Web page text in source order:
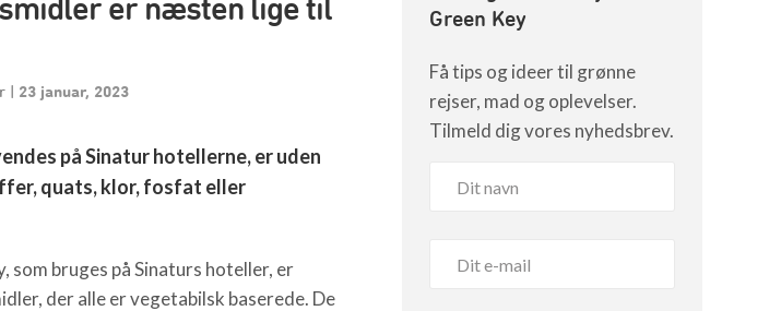
er næsten lige til
| 23 januar, 2023
på Sinatur hotellerne, er uden
quats, klor, fosfat eller
som bruges på Sinaturs hoteller, er
der alle er vegetabilsk baserede. De
Green Key
Få tips og ideer til grønne
rejser, mad og oplevelser.
Tilmeld dig vores nyhedsbrev.